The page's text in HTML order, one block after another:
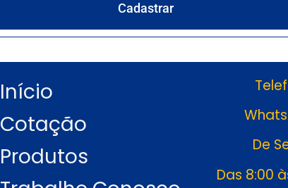
Cadastrar
Início
Cotação
Produtos
De
Das 8:00